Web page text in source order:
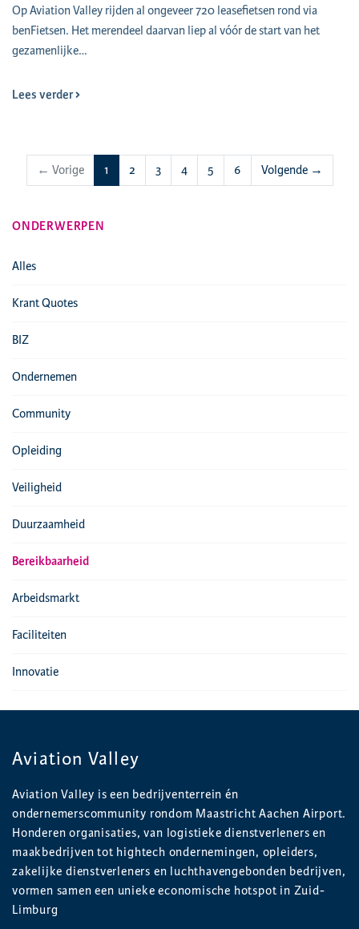
Op Aviation Valley rijden al ongeveer 720 leasefietsen rond via
benFietsen. Het merendeel daarvan liep al vóór de start van het
gezamenlijke…
Lees verder
← Vorige 1 (huidige)
2 3 4 5 6 Volgende →
ONDERWERPEN
Alles
Krant Quotes
BIZ
Ondernemen
Community
Opleiding
Veiligheid
Duurzaamheid
Bereikbaarheid
Arbeidsmarkt
Faciliteiten
Innovatie
Aviation Valley
Aviation Valley is een bedrijventerrein én
ondernemerscommunity rondom Maastricht Aachen Airport.
Honderen organisaties, van logistieke dienstverleners en
maakbedrijven tot hightech ondernemingen, opleiders,
zakelijke dienstverleners en luchthavengebonden bedrijven,
vormen samen een unieke economische hotspot in Zuid-
Limburg